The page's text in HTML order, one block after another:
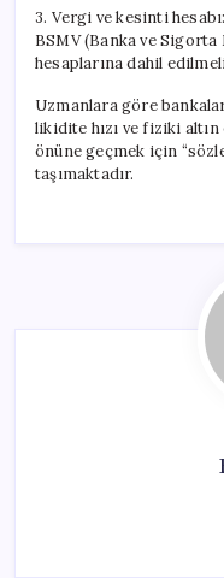
3. Vergi ve kesinti
BSMV (Banka ve
hesaplarına dahil
Uzmanlara göre
likidite hızı ve fiziki
önüne geçmek için
taşımaktadır.